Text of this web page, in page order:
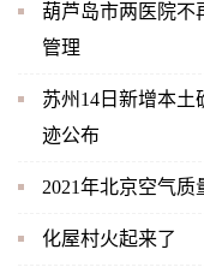
葫芦岛市两医院不
管理
苏州14日新增本土
迹公布
2021年北京空气
化屋村火起来了